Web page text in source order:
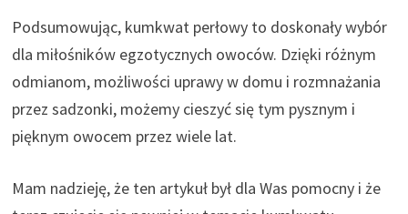
Podsumowując, kumkwat perłowy to doskonały wybór
dla miłośników egzotycznych owoców. Dzięki różnym
odmianom, możliwości uprawy w domu i rozmnażania
przez sadzonki, możemy cieszyć się tym pysznym i
pięknym owocem przez wiele lat.
Mam nadzieję, że ten artykuł był dla Was pomocny i że